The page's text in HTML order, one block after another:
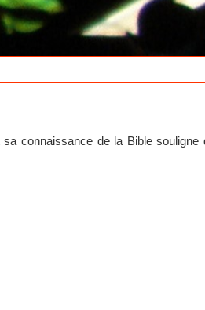
connaissance de la Bible